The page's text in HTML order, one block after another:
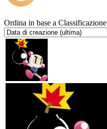
Ordina in base a Classificazione